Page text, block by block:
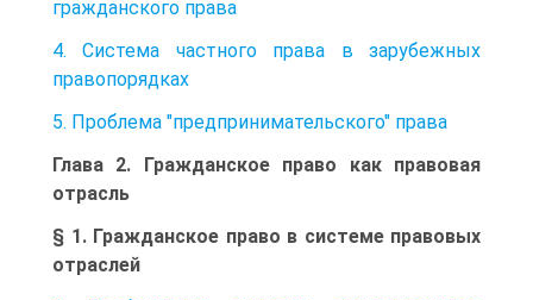
гражданского права
4. Система частного права в зарубежных
правопорядках
5. Проблема "предпринимательского" права
Глава 2. Гражданское право как правовая
отрасль
§ 1. Гражданское право в системе правовых
отраслей